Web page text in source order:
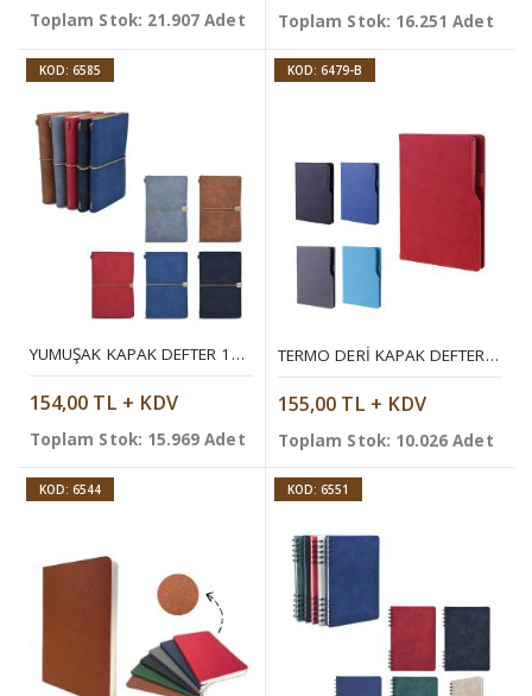
Toplam Stok: 21.907 Adet Toplam Stok: 16.251 Adet
KOD: 6585
YUMUŞAK KAPAK DEFTER 12 X 20 CM
154,00 TL + KDV
Toplam Stok: 15.969 Adet
KOD: 6479-B
TERMO DERI KAPAK DEFTER 14,5X21 CM
155,00 TL + KDV
Toplam Stok: 10.026 Adet
KOD: 6544 KOD: 6551